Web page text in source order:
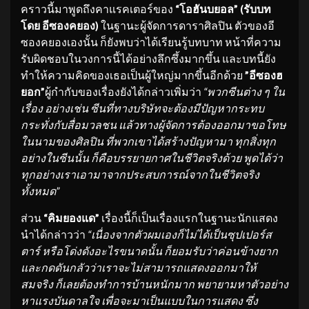
คราวนี้มาพูดถึงคาแรคเตอร์ของ “โอฮันบยอล” (รับบท
โดย อีซองคยอง) ในฐานะผู้จัดการดาราศิลปิน ตัวของอี
ซองคยองเองนั้น ก็ยังพบว่าได้เรียนรู้บทบาท หน้าที่ความ
รับผิดชอบในวงการนี้ได้อย่างลึกซึ้งมากขึ้น และบทนี้ยัง
ทำให้ความคิดของเธอเป็นผู้ใหญ่มากขึ้นอีกด้วย ”อีซองฮ
ยอก”ผู้กำกับของเรื่องยังได้กล่าวเพิ่มว่า “พวกซีนต่าง ๆ ใน
เรื่อง อย่างเช่น ซีนที่ทางบริษัทจะต้องมีปัญหากระทบ
กระทั่งกับสื่อมวลชน แล้วทางผู้จัดการต้องออกมาขอโทษ
ในนามของศิลปิน ที่พวกเขาได้สร้างปัญหามา ทุกสิ่งทุก
อย่างในซีนนั้น ก็คือบรรยายกาศในชีวิตจริงด้วย พูดได้ว่า
ทุกอย่างเราเอามาจากประสบการณ์จากในชีวิตจริง
ทั้งหมด”
ส่วน “คิมยองแด” เรื่องนี้ก็เป็นเรื่องแรกในฐานะนักแสดง
นำได้กล่าวว่า “เนื่องจากตัวผมเองก็ไม่ได้เป็นซุปเปอร์ส
ตาร์ หรือโด่งดังอะไรขนาดนั้น ก็ยอมรับว่าค่อนข้างยาก
และกดดันกลัวว่าเราจะไม่สามารถแสดงออกมาให้
สมจริง ก็เลยต้องทำการบ้านหนักมาก พยายามหาตัวอย่าง
หาแรงบันดาลใจ เพื่อจะมาเป็นแบบในการแสดง ซึ่ง